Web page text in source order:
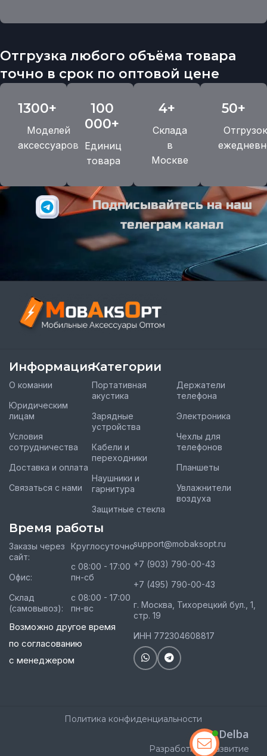
Отгрузка любого объёма товара
точно в срок по оптовой цене
1300+
Моделей
аксессуаров
100
000+
Единиц
товара
4+
Склада
в
Москве
50+
Отгрузок
Подписывайтесь на наш
телеграм канал
Информация
О комании
Юридическим
лицам
Условия
сотрудничества
Доставка и оплата
Связаться с нами
Категории
Портативная
акустика
Зарядные
устройства
Кабели и
переходники
Наушники и
гарнитура
Защитные стекла
Держатели
телефона
Электроника
Чехлы для
телефонов
Планшеты
Увлажнители
воздуха
Время работы
Заказы через
сайт:
Офис:
Склад
(самовывоз):
Круглосуточно
с 08:00 - 17:00
пн-сб
с 08:00 - 17:00
пн-вс
Возможно другое время
по согласованию
с менеджером
support@mobaksopt.ru
+7 (903) 790-00-43
+7 (495) 790-00-43
г. Москва, Тихорецкий бул., 1,
стр. 19
ИНН 772304608817
Политика конфиденциальности
Delba
Разработка и развитие